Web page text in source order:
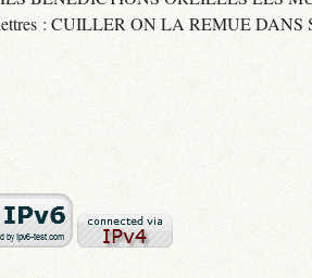
: CUILLER ON LA REMUE DANS